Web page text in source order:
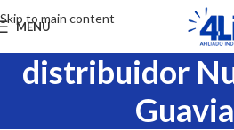
Skip to main content
MENU
distribuidor